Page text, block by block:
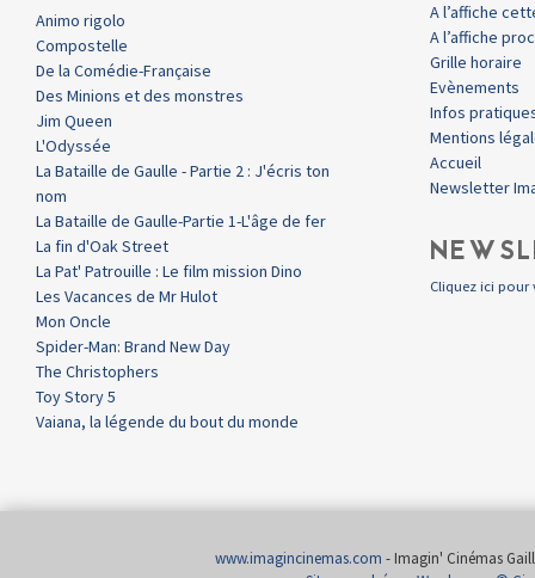
Animo rigolo
Compostelle
De la Comédie-Française
Des Minions et des monstres
Jim Queen
L'Odyssée
La Bataille de Gaulle - Partie 2 : J'écris ton
nom
La Bataille de Gaulle-Partie 1-L'âge de fer
La fin d'Oak Street
La Pat' Patrouille : Le film mission Dino
Les Vacances de Mr Hulot
Mon Oncle
Spider-Man: Brand New Day
The Christophers
Toy Story 5
Vaiana, la légende du bout du monde
A l’affiche
A l’affiche
Grille horaire
Evènements
Infos
Mentions
Accueil
Newsletter
Cliquez ici pour
www.imagincinemas.com - Imagin' Cinémas